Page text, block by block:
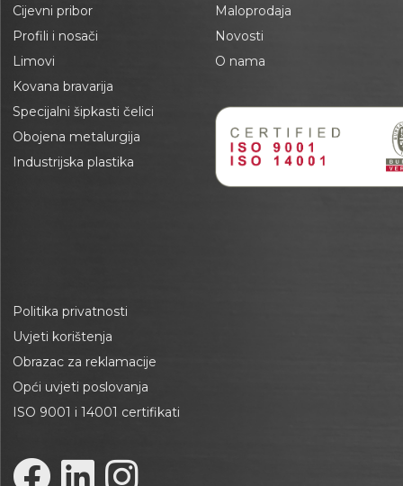
Cijevni pribor
Profili i nosači
Limovi
Kovana bravarija
Specijalni šipkasti čelici
Obojena metalurgija
Industrijska plastika
Maloprodaja
Novosti
O nama
Politika privatnosti
Uvjeti korištenja
Obrazac za reklamacije
Opći uvjeti poslovanja
ISO 9001 i 14001 certifikati